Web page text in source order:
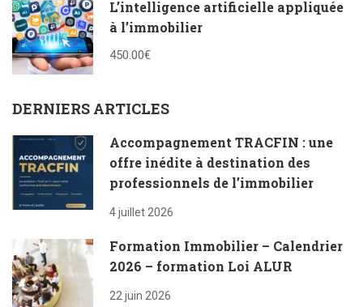
L’intelligence artificielle appliquée
à l’immobilier
450.00€
DERNIERS ARTICLES
Accompagnement TRACFIN : une
offre inédite à destination des
professionnels de l’immobilier
4 juillet 2026
Formation Immobilier – Calendrier
2026 – formation Loi ALUR
22 juin 2026